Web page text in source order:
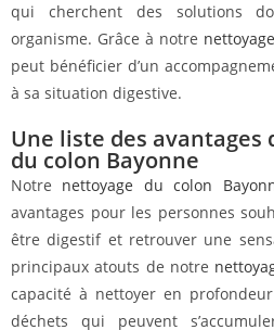
qui cherchent des solutions
organisme. Grâce à notre
peut bénéficier d’un
à sa situation digestive.
Une liste des
du colon Bayonne
Notre nettoyage du colon
avantages pour les personnes
être digestif et retrouver une
principaux atouts de notre
capacité à nettoyer en
déchets qui peuvent